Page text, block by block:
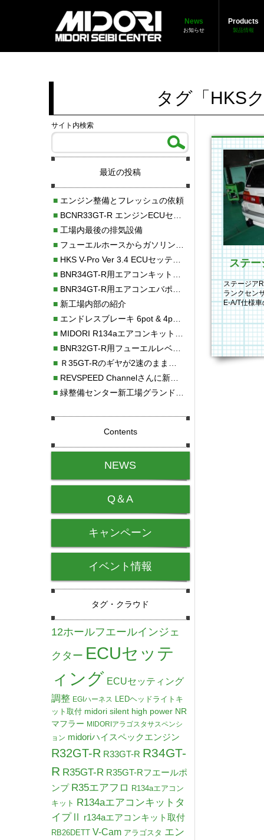
News
お知らせ
Products
製品情報
タグ「HKS
ステージア
ランクセン
E-A/T仕様
ECUが備
サイト内検索
最近の投稿
■エンジン整備とフレッシュの依頼
■BCNR33GT-R エンジンECUセッティング調整
■工場内最後の排気設備
■フューエルホースからガソリン漏れ
■HKS V-Pro Ver 3.4 ECUセッティング
■BNR34GT-R用エアコンキット新発売！！
■BNR34GT-R用エアコンエバポレーターを新発売！！
■新工場内部の紹介
■エンドレスブレーキ 6pot & 4potオーバーホール
■MIDORI R134aエアコンキットタイプⅡ取り付け
■BNR32GT-R用フューエルレベルセンサー新発売！！
■Ｒ35GT-Rのギヤが2速のまま変速しない！！
■REVSPEED Channelさんに新社屋を紹介していただきました!!
■緑整備センター新工場グランドオープン・続報
Contents
NEWS
Q＆A
キャンペーン
イベント情報
タグ・クラウド
12ホールフエールインジェ
クター ECUセッテ
ィング ECUセッティング
調整 EGIハーネス LEDヘッドライトキ
ット取付 midori silent high power NR
マフラー MIDORIアラゴスタサスペンシ
ョン midoriハイスペックエンジン
R32GT-R R33GT-R R34GT-
R R35GT-R R35GT-Rフエールポ
ンプ R35エアフロ R134aエアコン
キット R134aエアコンキットタ
イプⅡ
r134aエアコンキット取付
RB26DETT V-Cam アラゴスタ エン